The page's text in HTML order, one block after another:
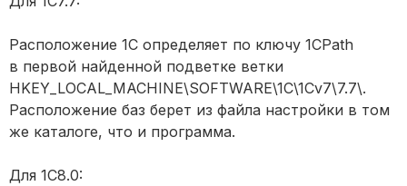
Расположение 1С определяет по ключу 1CPath
в первой найденной подветке ветки
HKEY_LOCAL_MACHINE\SOFTWARE\1C\1Cv7\7.7\.
Расположение баз берет из файла настройки в том
же каталоге, что и программа.
Для 1С8.0: